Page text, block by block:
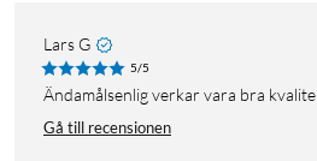
Lars G
5/5
Ändamålsenlig verkar vara bra kvalite
Gå till recensionen